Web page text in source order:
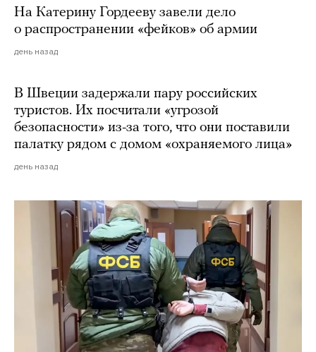
На Катерину Гордееву завели дело
о распространении «фейков» об армии
день назад
В Швеции задержали пару российских
туристов. Их посчитали «угрозой
безопасности» из-за того, что они поставили
палатку рядом с домом «охраняемого лица»
день назад